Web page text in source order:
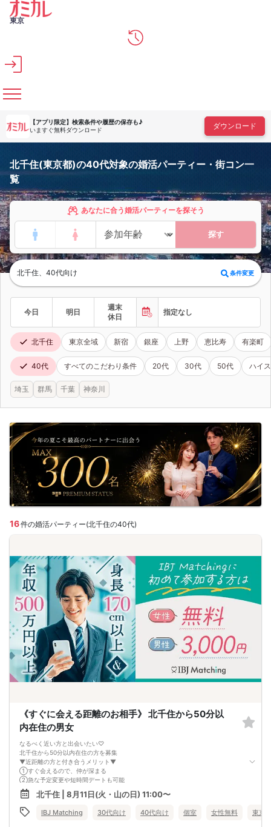
メインコンテンツへスキップ
東京
【アプリ限定】 検索条件や履歴の保存も♪
いますぐ無料ダウンロード
ダウンロード
北千住(東京都)の40代対象の婚活パーティー・街コン一
覧
あなたに合う婚活パーティーを探そう
探す
北千住、40代向け 条件変更
今日 明日
週末
休日
指定なし
北千住 東京全域 新宿 銀座 上野 恵比寿 有楽町
40代 すべてのこだわり条件 20代 30代 50代 ハイ
埼玉 群馬 千葉 神奈川
16件の婚活パーティー(北千住の40代)
《すぐに会える距離のお相手》 北千住から50分以
内在住の男女
なるべく近い方と出会いたい♡
北千住から50分以内在住の方を募集
▼近距離の方と付き合うメリット▼
①すぐ会えるので、仲が深まる
②急な予定変更や短時間デートも可能
③生活圏や価値観が似やすい
同棲を考えたとき、引っ越しの負担が少なく
将来を想像しやすいのも◎
近距離の出会いは北千住ラウンジで♡
北千住 | 8月11日(火・山の日) 11:00〜
IBJ Matching 30代向け 40代向け 個室 女性無料 東京